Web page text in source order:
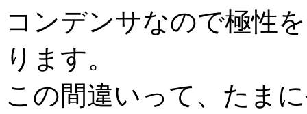
コンデンサなので極性
ります。
この間違いって、たま